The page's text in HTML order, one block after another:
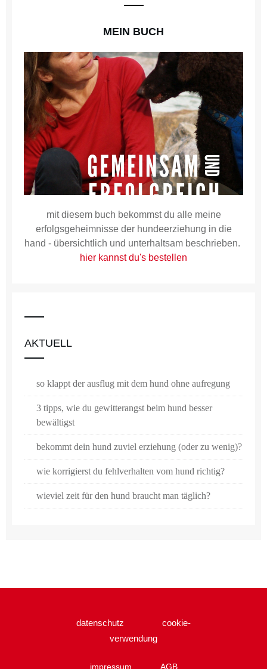
MEIN BUCH
mit diesem buch bekommst du alle meine
erfolgsgeheimnisse der hundeerziehung in die
hand - übersichtlich und unterhaltsam beschrieben.
hier kannst du's bestellen
AKTUELL
so klappt der ausflug mit dem hund ohne aufregung
3 tipps, wie du gewitterangst beim hund besser
bewältigst
bekommt dein hund zuviel erziehung (oder zu wenig)?
wie korrigierst du fehlverhalten vom hund richtig?
wieviel zeit für den hund braucht man täglich?
datenschutz
cookie-
verwendung
impressum AGB